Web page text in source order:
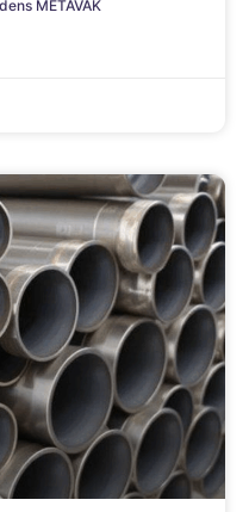
METAVAK